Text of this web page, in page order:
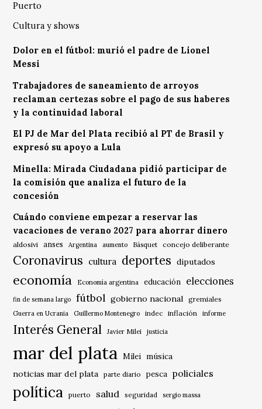
Puerto
Cultura y shows
Dolor en el fútbol: murió el padre de Lionel
Messi
Trabajadores de saneamiento de arroyos
reclaman certezas sobre el pago de sus haberes
y la continuidad laboral
El PJ de Mar del Plata recibió al PT de Brasil y
expresó su apoyo a Lula
Minella: Mirada Ciudadana pidió participar de
la comisión que analiza el futuro de la
concesión
Cuándo conviene empezar a reservar las
vacaciones de verano 2027 para ahorrar dinero
aldosivi anses Argentina aumento Básquet concejo deliberante
Coronavirus cultura deportes diputados
economía Economía argentina educación elecciones
fin de semana largo fútbol gobierno nacional gremiales
Guerra en Ucrania Guillermo Montenegro indec inflación informe
Interés General Javier Milei justicia
mar del plata Milei música
noticias mar del plata
parte diario pesca policiales
política puerto salud seguridad sergio massa